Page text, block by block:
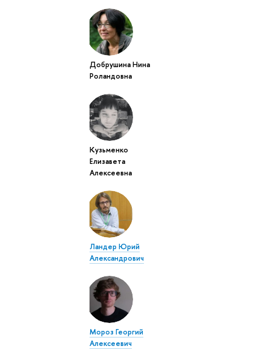
Добрушина Нина
Роландовна
Кузьменко
Елизавета
Алексеевна
Ландер Юрий
Александрович
Мороз Георгий
Алексеевич